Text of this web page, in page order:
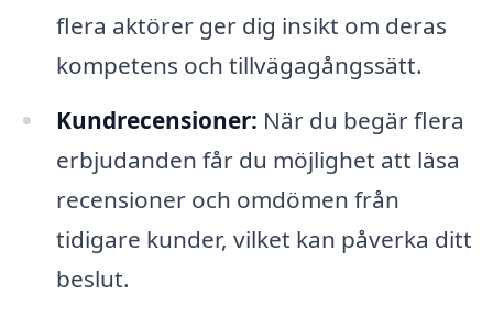
flera aktörer ger dig insikt om deras
kompetens och tillvägagångssätt.
Kundrecensioner: När du begär flera
erbjudanden får du möjlighet att läsa
recensioner och omdömen från
tidigare kunder, vilket kan påverka ditt
beslut.